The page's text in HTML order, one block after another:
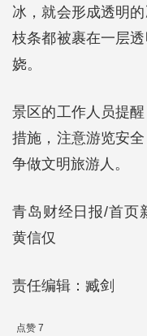
冰，就会形成透明
枝条都被裹在一层
娆。
景区的工作人员提
措施，注意游览安
争做文明旅游人。
青岛财经日报/首页
黄信仅
责任编辑：臧剑
点赞 7